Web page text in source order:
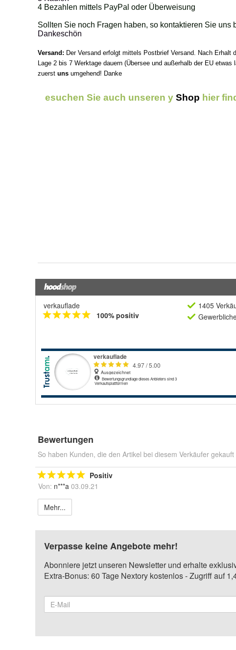
verkauflade
100% positiv
1405
Gewerblich
Bewertungen
So haben Kunden, die den Artikel bei diesem Verkäufer
Positiv
Von: n***a 03.09.21
Mehr...
Verpasse keine Angebote mehr!
Abonniere jetzt unseren Newsletter und erhalte
Extra-Bonus: 60 Tage Nextory kostenlos - Zugriff auf